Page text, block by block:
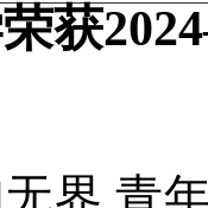
获2024
界 青